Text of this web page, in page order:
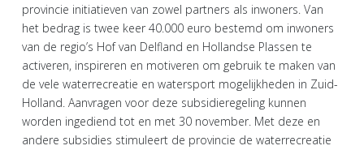
provincie initiatieven van zowel partners als inwoners. Van
het bedrag is twee keer 40.000 euro bestemd om inwoners
van de regio’s Hof van Delfland en Hollandse Plassen te
activeren, inspireren en motiveren om gebruik te maken van
de vele waterrecreatie en watersport mogelijkheden in Zuid-
Holland. Aanvragen voor deze subsidieregeling kunnen
worden ingediend tot en met 30 november. Met deze en
andere subsidies stimuleert de provincie de waterrecreatie